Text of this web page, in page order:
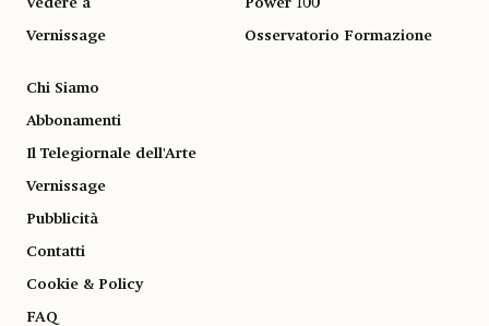
Vedere a
Vernissage
Power 100
Osservatorio Formazione
Chi Siamo
Abbonamenti
Il Telegiornale dell'Arte
Vernissage
Pubblicità
Contatti
Cookie & Policy
FAQ